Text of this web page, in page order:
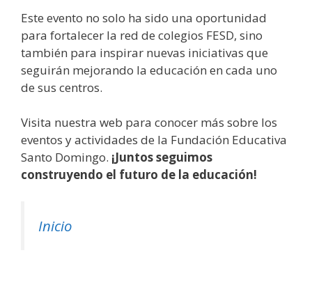
Este evento no solo ha sido una oportunidad
para fortalecer la red de colegios FESD, sino
también para inspirar nuevas iniciativas que
seguirán mejorando la educación en cada uno
de sus centros.
Visita nuestra web para conocer más sobre los
eventos y actividades de la Fundación Educativa
Santo Domingo. ¡Juntos seguimos
construyendo el futuro de la educación!
Inicio